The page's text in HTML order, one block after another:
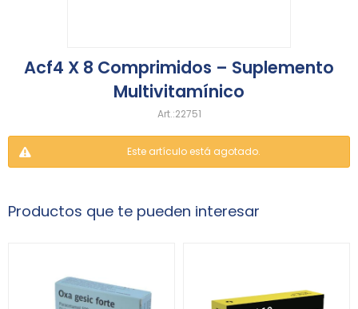
Acf4 X 8 Comprimidos – Suplemento
Multivitamínico
22751
Este artículo está agotado.
Productos que te pueden interesar